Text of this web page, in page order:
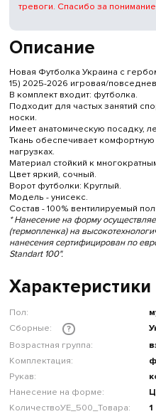
Описание
Новая Футболка Украина с
15) 2025-2026 игровая/
В комплект входит: футболка.
Подходит для частых занятий
носки.
Имеет анатомическую посадку,
Ткань обеспечивает комфортную
нагрузках.
Материал стойкий к
Цвет яркий, сочный.
Ворот футболки: Круглый.
Модель - унисекс.
Состав - 100% вентилируемый
* Нанесение на форму
(термопленка) на
нанесения сертифицирован по
Standart 100".
Характеристики
Пол:
Сборные:
?
Возрастная группа:
Комплектация:
Рукав:
Нанесение на форме:
КоличествоУЕ_500_Товара:
1
тревоги. Спасибо за